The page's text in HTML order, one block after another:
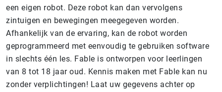
een eigen robot. Deze robot kan dan vervolgens
zintuigen en bewegingen meegegeven worden.
Afhankelijk van de ervaring, kan de robot worden
geprogrammeerd met eenvoudig te gebruiken software
in slechts één les. Fable is ontworpen voor leerlingen
van 8 tot 18 jaar oud. Kennis maken met Fable kan nu
zonder verplichtingen! Laat uw gegevens achter op